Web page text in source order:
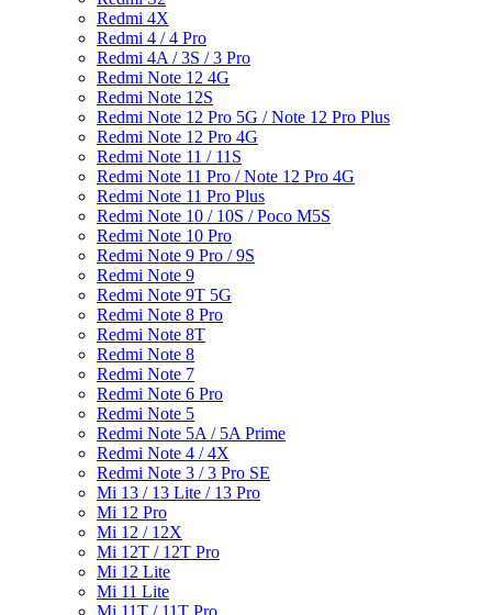
Redmi 4X
Redmi 4 / 4 Pro
Redmi 4A / 3S / 3 Pro
Redmi Note 12 4G
Redmi Note 12S
Redmi Note 12 Pro 5G / Note 12 Pro Plus
Redmi Note 12 Pro 4G
Redmi Note 11 / 11S
Redmi Note 11 Pro / Note 12 Pro 4G
Redmi Note 11 Pro Plus
Redmi Note 10 / 10S / Poco M5S
Redmi Note 10 Pro
Redmi Note 9 Pro / 9S
Redmi Note 9
Redmi Note 9T 5G
Redmi Note 8 Pro
Redmi Note 8T
Redmi Note 8
Redmi Note 7
Redmi Note 6 Pro
Redmi Note 5
Redmi Note 5A / 5A Prime
Redmi Note 4 / 4X
Redmi Note 3 / 3 Pro SE
Mi 13 / 13 Lite / 13 Pro
Mi 12 Pro
Mi 12 / 12X
Mi 12T / 12T Pro
Mi 12 Lite
Mi 11 Lite
Mi 11T / 11T Pro